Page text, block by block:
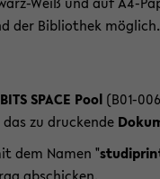
der Bi­blio­thek mög­lich.
BITS SPACE Pool (B01-​
zu dru­cken­de
dem Namen "